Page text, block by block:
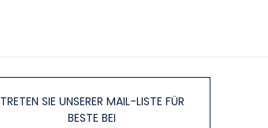
TRETEN SIE UNSERER MAIL-LISTE FÜR
BESTE BEI